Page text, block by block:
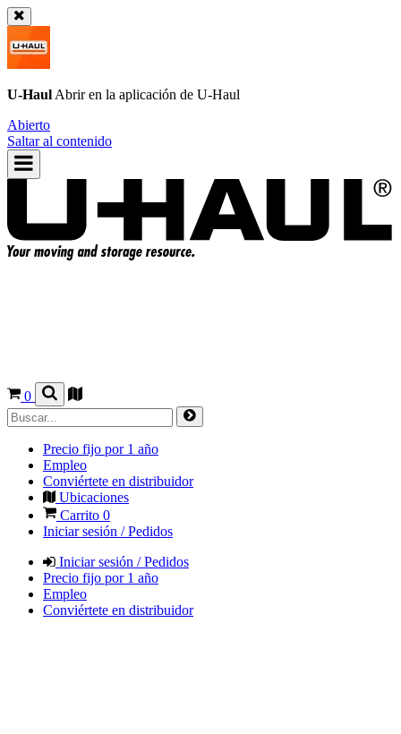
U-Haul Abrir en la aplicación de U-Haul
Abierto
Saltar al contenido
0
Precio fijo por 1 año
Empleo
Conviértete en distribuidor
Ubicaciones
Carrito 0
Iniciar sesión / Pedidos
Iniciar sesión / Pedidos
Precio fijo por 1 año
Empleo
Conviértete en distribuidor